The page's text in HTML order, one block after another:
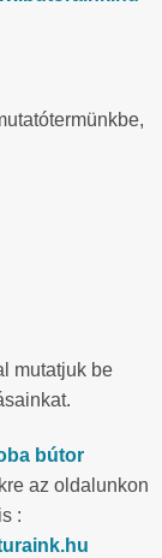
mutatjuk be
bútor
az oldalunkon
: